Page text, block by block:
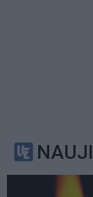
NAUJI